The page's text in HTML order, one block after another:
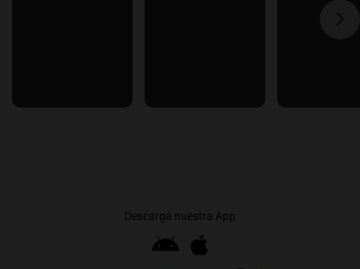
Descargá nuestra App